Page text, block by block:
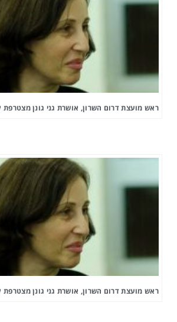
ראש מועצת דרום השרון, אושרת גני גונן מצטרפת
ראש מועצת דרום השרון, אושרת גני גונן מצטרפת